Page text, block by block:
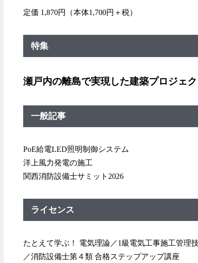
定価 1,870円（本体1,700円＋税）
特集
瀬戸内の離島で実現した建築プロジェク
一般記事
PoE給電LED照明制御システム
洋上風力発電の施工
関西消防設備士サミット2026
ライセンス
たとえて学ぶ！ 電気理論／1級電気工事施工管理
／消防設備士第４類 合格ステップアップ講座